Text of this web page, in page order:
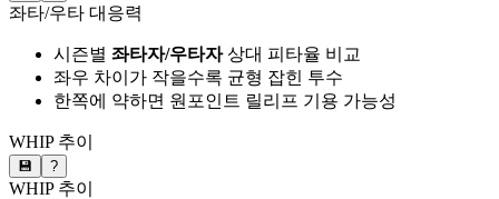
좌타/우타 대응력
시즌별 좌타자/우타자상대 피타율 비교
좌우 차이가 작을수록 균형 잡힌 투수
한쪽에 약하면 원포인트 릴리프 기용 가능성
WHIP 추이
💾 ?
WHIP 추이